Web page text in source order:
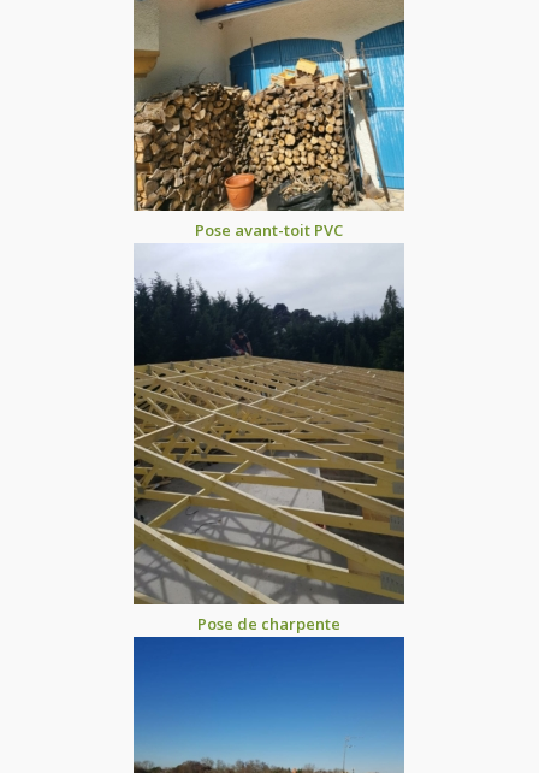
Pose avant-toit PVC
Pose de charpente